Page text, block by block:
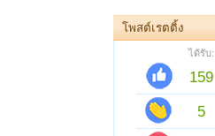
โพสต์เรตติ้ง
ได้รับ:
159
5